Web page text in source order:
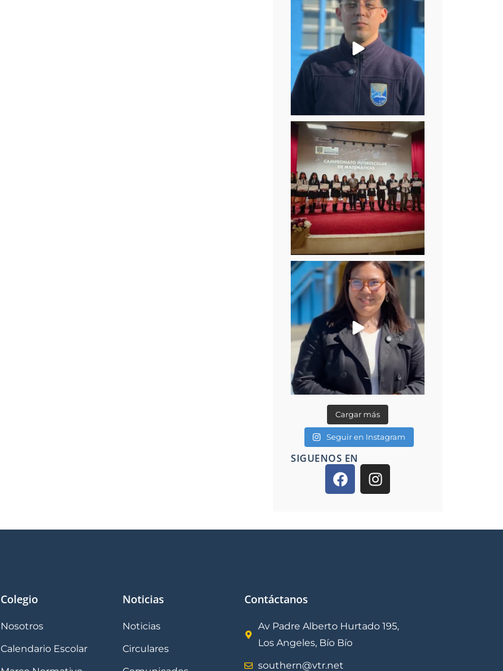
Cargar más
Seguir en Instagram
SIGUENOS EN
Colegio
Nosotros
Calendario Escolar
Noticias
Noticias
Circulares
Contáctanos
Av Padre Alberto Hurtado 195,
Los Angeles, Bío Bío
southern@vtr.net